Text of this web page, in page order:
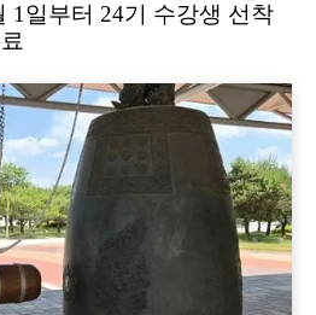
1일부터 24기 수강생 선착